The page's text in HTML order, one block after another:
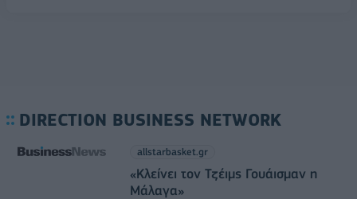
DIRECTION BUSINESS NETWORK
allstarbasket.gr
«Κλείνει τον Τζέιμς Γουάισμαν η
Μάλαγα»